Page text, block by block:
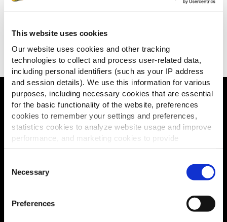
This website uses cookies
Our website uses cookies and other tracking
technologies to collect and process user-related data,
including personal identifiers (such as your IP address
and session details). We use this information for various
purposes, including necessary cookies that are essential
for the basic functionality of the website, preferences
cookies to remember your settings and preferences,
statistics cookies to analyze website usage and improve
performance, and marketing cookies to provide
personalized content and advertising.
By clicking 'Allow all cookies', you consent to the use of
all cookies. If you'd like to customize your preferences,
'Allow selection.'
Selection
Necessary
Preferences
KIES PERSONALISE YOUR
MEAL VOOR EEN VERLANGEN OM
ANDERS TE ZIJN
Klanten willen nieuwe, opwindende bijgerechten
om hun maaltijd te personaliseren
P!CKERS
Draait om het maximaliseren van uw
inkomsten met originele en
innovatieve kanten & snacks waar uw
maken dankzij onze winstcalculator: